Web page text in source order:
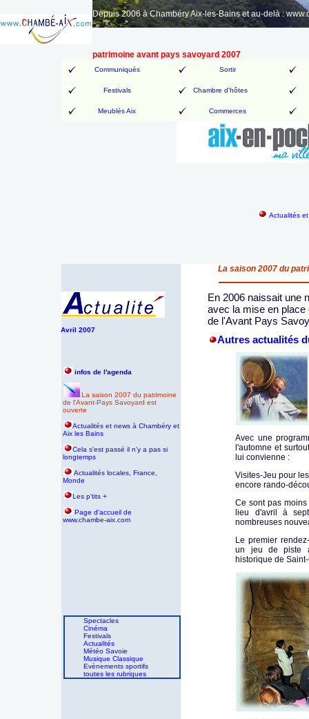
Depuis 2006 à Chambéry Aix-les-Bains et au-delà :
patrimoine avant pays savoyard 2007
Communiqués Sortir
Festivals Chambre d'hôtes
Meublés Aix Commerces
Actualités
La saison 2007 du
Avril 2007
En 2006 naissait une
avec la mise en
de l'Avant Pays
Autres actualités
infos de l'agenda
La saison 2007 du patrimoine
de l'Avant-Pays Savoyard est
ouverte
Actualités et news à Chambéry et
Aix les Bains
Cela s'est passé il n'y a pas si
longtemps
Actualités locales, France,
Monde
Les p'tits +
Page d'accueil de
www.chambe-aix.com
Spectacles
Cinéma
Festivals
Actualités
Météo Savoie
Musique Classique
Evènements sportifs
toutes les rubriques
Avec une
l'automne et
lui convienne :
Visites-Jeu pour
encore rando-
Ce sont pas
lieu d'avril à
nombreuses
Le premier
un jeu de piste
historique de